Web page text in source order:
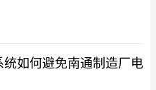
统如何避免南通制造厂电